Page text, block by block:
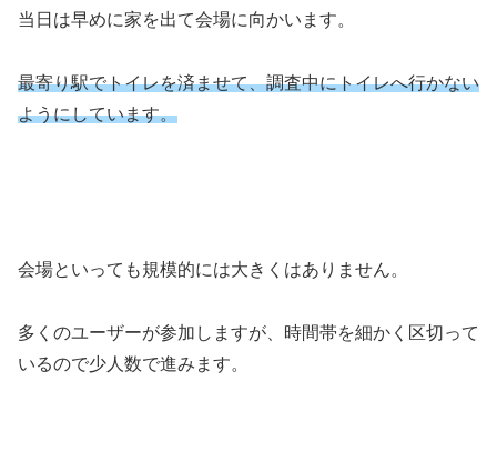
当日は早めに家を出て会場に向かいます。
最寄り駅でトイレを済ませて、調査中にトイレへ行かない
ようにしています。
会場といっても規模的には大きくはありません。
多くのユーザーが参加しますが、時間帯を細かく区切って
いるので少人数で進みます。